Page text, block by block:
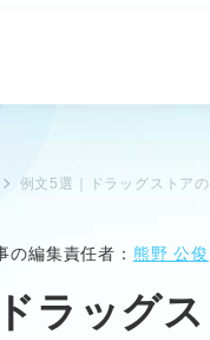
例文5選｜ドラッグストア
の編集責任者： 熊野 公俊
ラッグ